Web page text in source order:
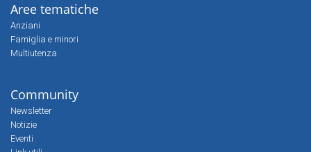
Aree tematiche
Anziani
Famiglia e minori
Multiutenza
Community
Newsletter
Notizie
Eventi